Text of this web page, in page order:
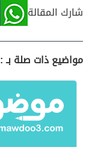
شارك المقالة
مواضيع ذات صلة بـ